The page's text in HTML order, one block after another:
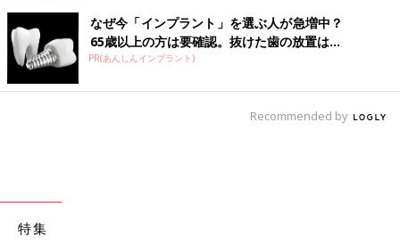
なぜ今「インプラント」を選ぶ人が急増中？
65歳以上の方は要確認。抜けた歯の放置は...
PR(あんしんインプラント)
Recommended by
特集